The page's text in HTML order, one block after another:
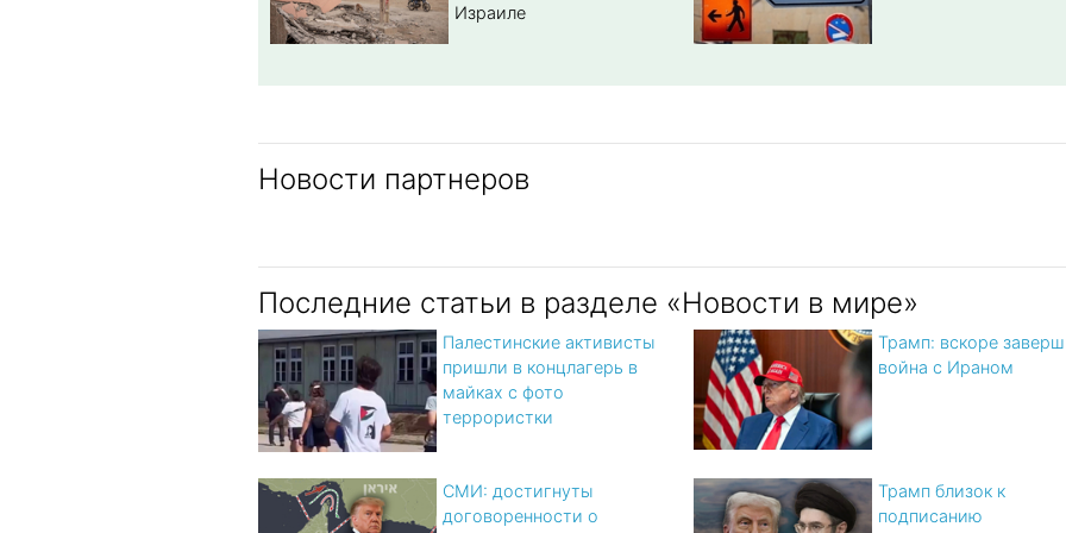
Израиле
Новости партнеров
Последние статьи в разделе «Новости в мире»
Палестинские активисты
пришли в концлагерь в
майках с фото
террористки
Трамп: вскоре
война с Ираном
СМИ: достигнуты
договоренности о
Трамп близок к
подписанию